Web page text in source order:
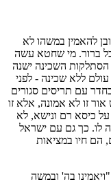
להאמין במשהו לא
ברור. מי שחטא עשה
הסתלקות השכינה ישנה
ללא שכינה - לפני
עם תריסים סגורים
זו לא אמונה, אלא זו
כיסא רם ונישא, לא
לו. כך גם עם ישראל
הם חיו במציאות
בה' ובמשה